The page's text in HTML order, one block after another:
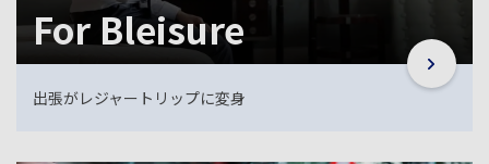
For Bleisure
出張がレジャートリップに変身